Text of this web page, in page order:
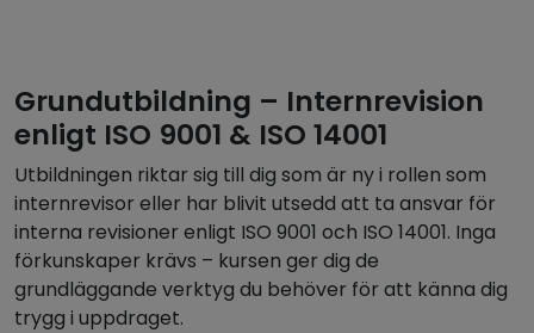
Grundutbildning – Internrevision
enligt ISO 9001 & ISO 14001
Utbildningen riktar sig till dig som är ny i rollen som
internrevisor eller har blivit utsedd att ta ansvar för
interna revisioner enligt ISO 9001 och ISO 14001. Inga
förkunskaper krävs – kursen ger dig de
grundläggande verktyg du behöver för att känna dig
trygg i uppdraget.